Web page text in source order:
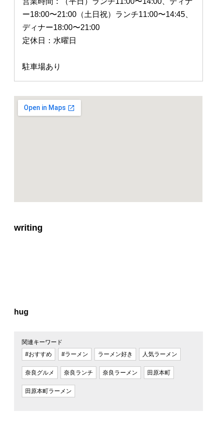
ー18:00〜21:00（土日祝）ランチ11:00〜14:45、
ディナー18:00〜21:00
定休日：水曜日
駐車場あり
writing
hug
関連キーワード
#おすすめ
#ラーメン ラーメン好き 人気ラーメン
奈良グルメ 奈良ランチ 奈良ラーメン 田原本町
田原本町ラーメン